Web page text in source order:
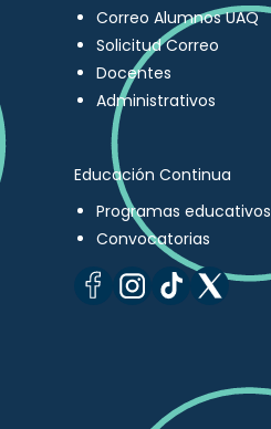
Correo Alumnos UAQ
Solicitud Correo
Docentes
Administrativos
Educación Continua
Programas educativos
Convocatorias